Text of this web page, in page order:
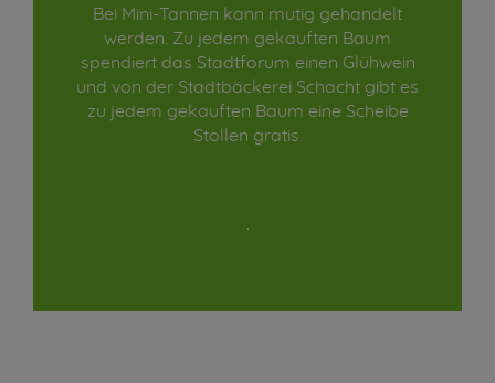
Bei Mini-Tannen kann mutig gehandelt
werden. Zu jedem gekauften Baum
spendiert das Stadtforum einen Glühwein
und von der Stadtbäckerei Schacht gibt es
zu jedem gekauften Baum eine Scheibe
Stollen gratis.